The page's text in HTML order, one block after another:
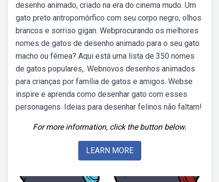
desenho animado, criado na era do cinema mudo. Um
gato preto antropomórfico com seu corpo negro, olhos
brancos e sorriso gigan. Webprocurando os melhores
nomes de gatos de desenho animado para o seu gato
macho ou fêmea? Aqui está uma lista de 350 nomes
de gatos populares,. Webnovos desenhos animados
para crianças por família de gatos e amigos. Webse
inspire e aprenda como desenhar gato com esses
personagens. Ideias para desenhar felinos não faltam!
For more information, click the button below.
LEARN MORE